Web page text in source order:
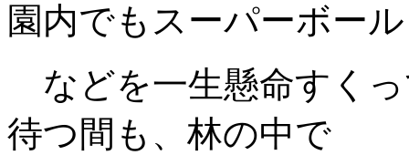
園内でもスーパーボール
などを一生懸命すく
待つ間も、林の中で